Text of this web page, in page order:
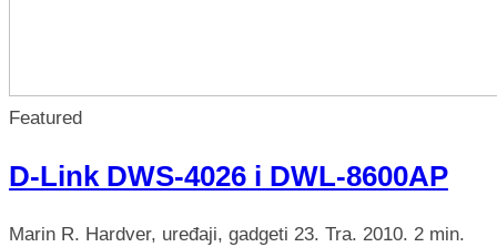
Featured
D-Link DWS-4026 i DWL-8600AP
Marin R. Hardver, uređaji, gadgeti 23. Tra. 2010. 2 min.